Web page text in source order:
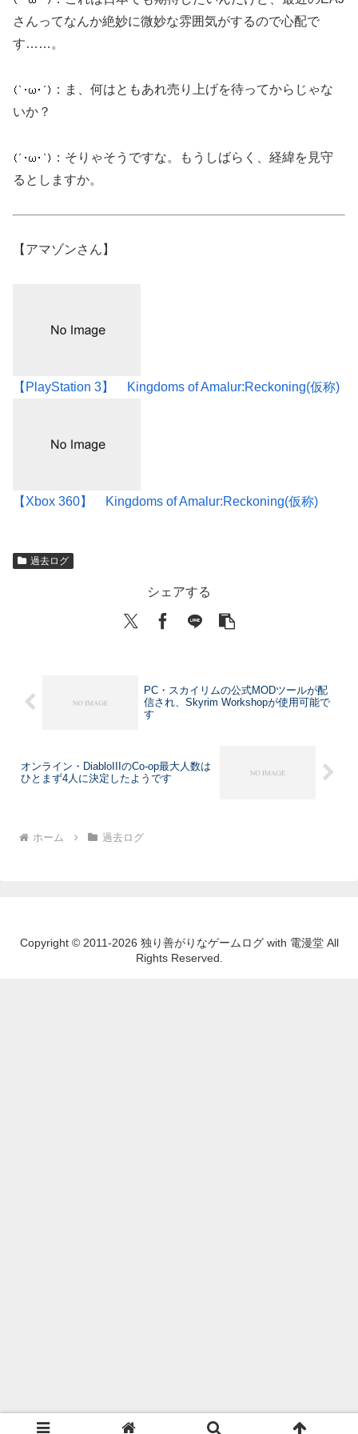
さんってなんか絶妙に微妙な雰囲気がするので心配で
す……。
：ま、何はともあれ売り上げを待ってからじゃな
いか？
：そりゃそうですな。もうしばらく、経緯を見守
るとしますか。
【アマゾンさん】
【PlayStation 3】 Kingdoms of Amalur:Reckoning(仮称)
【Xbox 360】 Kingdoms of Amalur:Reckoning(仮称)
過去ログ
シェアする
PC・スカイリムの公式MODツールが配
信され、Skyrim Workshopが使用可能で
す
オンライン・DiabloIIIのCo-op最大人数は
ひとまず4人に決定したようです
ホーム 過去ログ
Copyright © 2011-2026 独り善がりなゲームログ with 電漫堂 All
Rights Reserved.